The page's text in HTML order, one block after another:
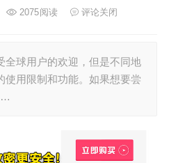
2075阅读 评论关闭
全球用户的欢迎，但是不同地
使用限制和功能。如果想要尝
…